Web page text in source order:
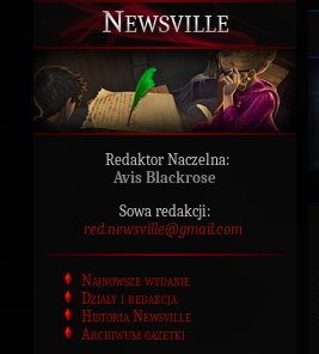
Newsville
Redaktor Naczelna:
Avis Blackrose
Sowa redakcji:
red.newsville@gmail.com
Najnowsze wydanie
Działy i redakcja
Historia Newsville
Archiwum gazetki